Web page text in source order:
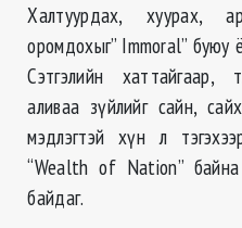
Халтуурдах, хуурах,
оромдохыг” Immoral” буюу
Сэтгэлийн хаттайгаар,
аливаа зүйлийг сайн,
мэдлэгтэй хүн л
“Wealth of Nation”
байдаг.